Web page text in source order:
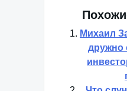
Михаил
дружно